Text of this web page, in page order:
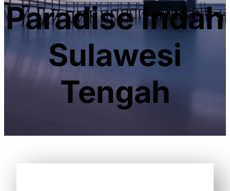
Paradise Indah
Sulawesi
Tengah